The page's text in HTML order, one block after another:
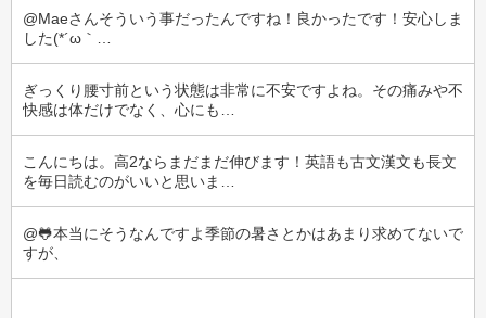
@Maeさんそういう事だったんですね！良かったです！安心しま
した(⁠*⁠´⁠ω⁠｀⁠…
ぎっくり腰寸前という状態は非常に不安ですよね。その痛みや不
快感は体だけでなく、心にも…
こんにちは。高2ならまだまだ伸びます！英語も古文漢文も長文
を毎日読むのがいいと思いま…
@🐸本当にそうなんですよ季節の暑さとかはあまり求めてないで
すが、